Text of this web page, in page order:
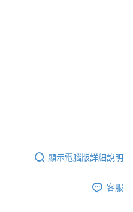
顯示電腦版詳細說明
客服